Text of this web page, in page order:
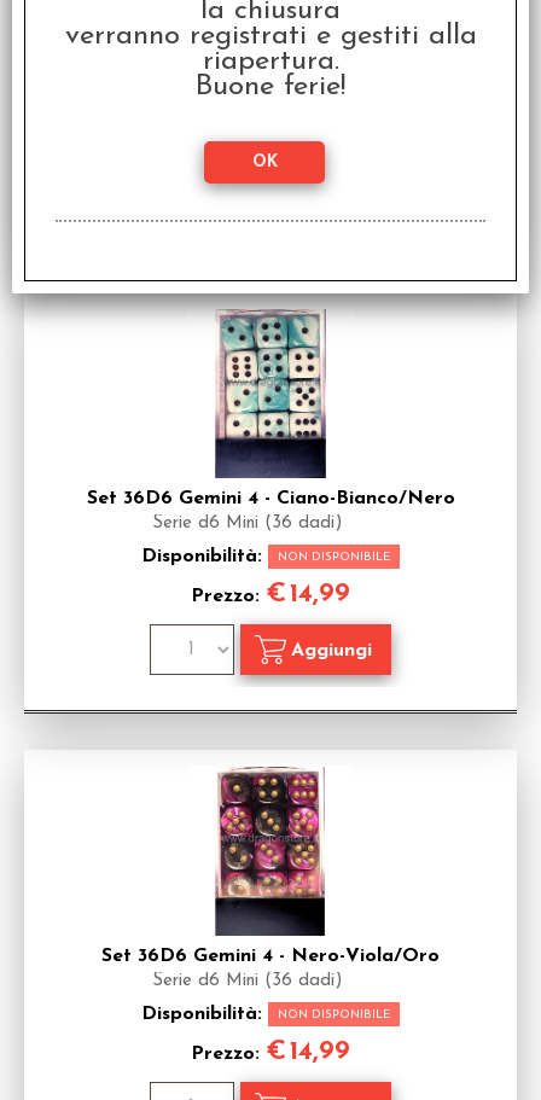
Set 36D6 Gemini 5 - Nero-Ciano/Bianco
Serie d6 Mini (36 dadi)
Disponibilità:
Prezzo:€14,99
Set 36D6 Gemini 4 - Ciano-Bianco/Nero
Serie d6 Mini (36 dadi)
Disponibilità: NON DISPONIBILE
Prezzo: €14,99
Set 36D6 Gemini 4 - Nero-Viola/Oro
Serie d6 Mini (36 dadi)
Disponibilità: NON DISPONIBILE
Prezzo: €14,99
la chiusura
verranno registrati e gestiti alla
riapertura.
Buone ferie!